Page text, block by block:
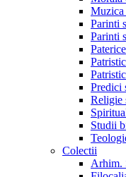
Muzica
Parinti
Parinti
Paterice
Predici
Religie
Studii
Colectii
Arhim.